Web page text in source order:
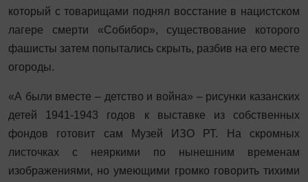
который с товарищами поднял восстание в нацистском
лагере смерти «Собибор», существование которого
фашисты затем попытались скрыть, разбив на его месте
огороды.
«А были вместе – детство и война» – рисунки казанских
детей 1941-1943 годов к выставке из собственных
фондов готовит сам Музей ИЗО РТ. На скромных
листочках с неяркими по нынешним временам
изображениями, но умеющими громко говорить тихими